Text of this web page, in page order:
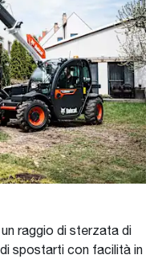
raggio di sterzata di
spostarti con facilità in